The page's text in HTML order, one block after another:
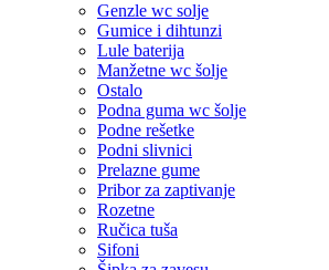
Genzle wc solje
Gumice i dihtunzi
Lule baterija
Manžetne wc šolje
Ostalo
Podna guma wc šolje
Podne rešetke
Podni slivnici
Prelazne gume
Pribor za zaptivanje
Rozetne
Ručica tuša
Sifoni